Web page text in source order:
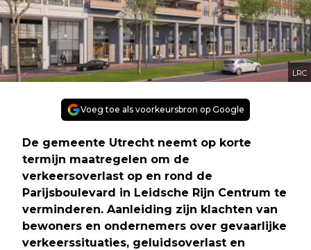
LRC
Voeg toe als voorkeursbron op Google
De gemeente Utrecht neemt op korte
termijn maatregelen om de
verkeersoverlast op en rond de
Parijsboulevard in Leidsche Rijn Centrum te
verminderen. Aanleiding zijn klachten van
bewoners en ondernemers over gevaarlijke
verkeerssituaties, geluidsoverlast en